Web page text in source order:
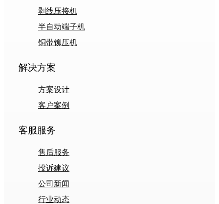
剥线压接机
半自动端子机
铜带铆压机
解决方案
方案设计
客户案例
客服服务
售后服务
投诉建议
公司新闻
行业动态